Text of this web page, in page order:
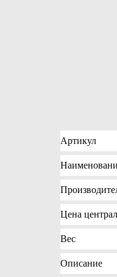
Артикул
Цена
Вес
Описание